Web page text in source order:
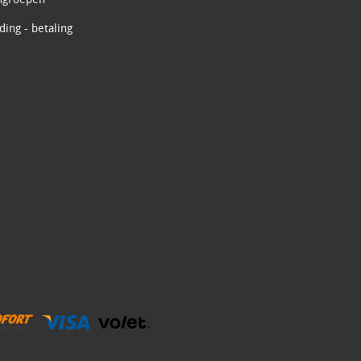
- betaling